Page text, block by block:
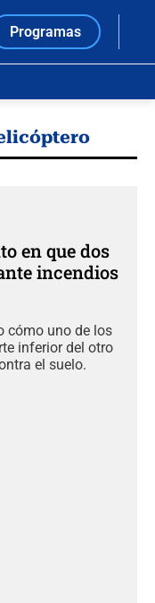
Programas
en que dos
incendios
cómo uno de los
inferior del otro
el suelo.